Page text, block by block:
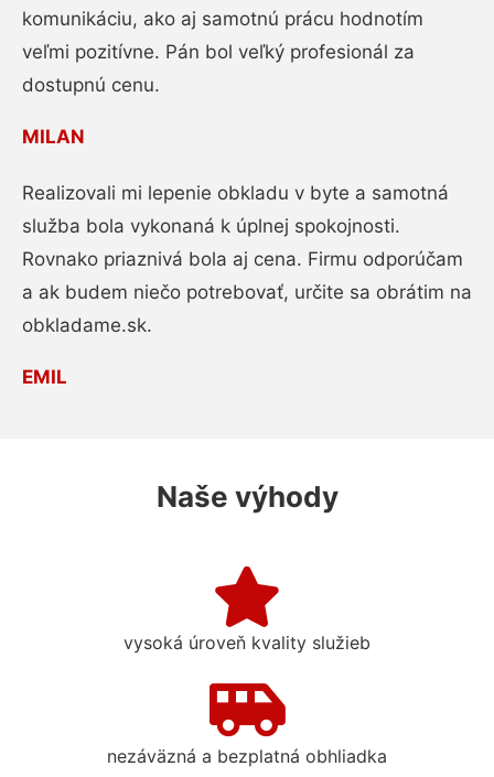
komunikáciu, ako aj samotnú prácu hodnotím
veľmi pozitívne. Pán bol veľký profesionál za
dostupnú cenu.
MILAN
Realizovali mi lepenie obkladu v byte a samotná
služba bola vykonaná k úplnej spokojnosti.
Rovnako priaznivá bola aj cena. Firmu odporúčam
a ak budem niečo potrebovať, určite sa obrátim na
obkladame.sk.
EMIL
Naše výhody
vysoká úroveň kvality služieb
nezáväzná a bezplatná obhliadka